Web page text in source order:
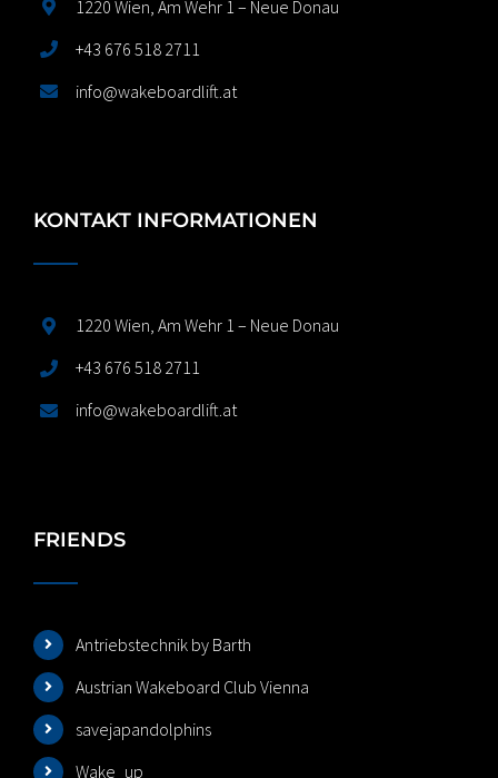
1220 Wien, Am Wehr 1 – Neue Donau
+43 676 518 2711
info@wakeboardlift.at
KONTAKT INFORMATIONEN
1220 Wien, Am Wehr 1 – Neue Donau
+43 676 518 2711
info@wakeboardlift.at
FRIENDS
Antriebstechnik by Barth
Austrian Wakeboard Club Vienna
savejapandolphins
Wake_up